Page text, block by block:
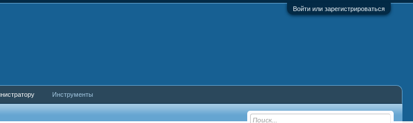
Войти или зарегистрироваться
Инструменты